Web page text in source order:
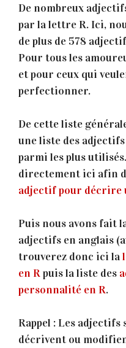
De nombreux
par la lettre R. Ici,
de plus de 578
Pour tous les
et pour ceux qui
perfectionner.
De cette liste
une liste des
parmi les plus
directement ici afin
adjectif pour décrire
Puis nous avons fait
adjectifs en anglais
trouverez donc ici la
en Rpuis la liste des
personnalité en R.
Rappel : Les adjectifs
décrivent ou